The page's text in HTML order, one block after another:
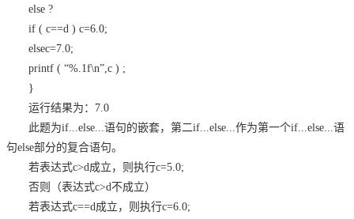
else ?
if ( c==d ) c=6.0;
elsec=7.0;
printf ( “%.1f\n”,c ) ;
}
运行结果为：7.0
此题为if...else...语句的嵌套，第二if...else...作为第一个if...else...语
句else部分的复合语句。
若表达式c>d成立，则执行c=5.0;
否则（表达式c>d不成立）
若表达式c==d成立，则执行c=6.0;